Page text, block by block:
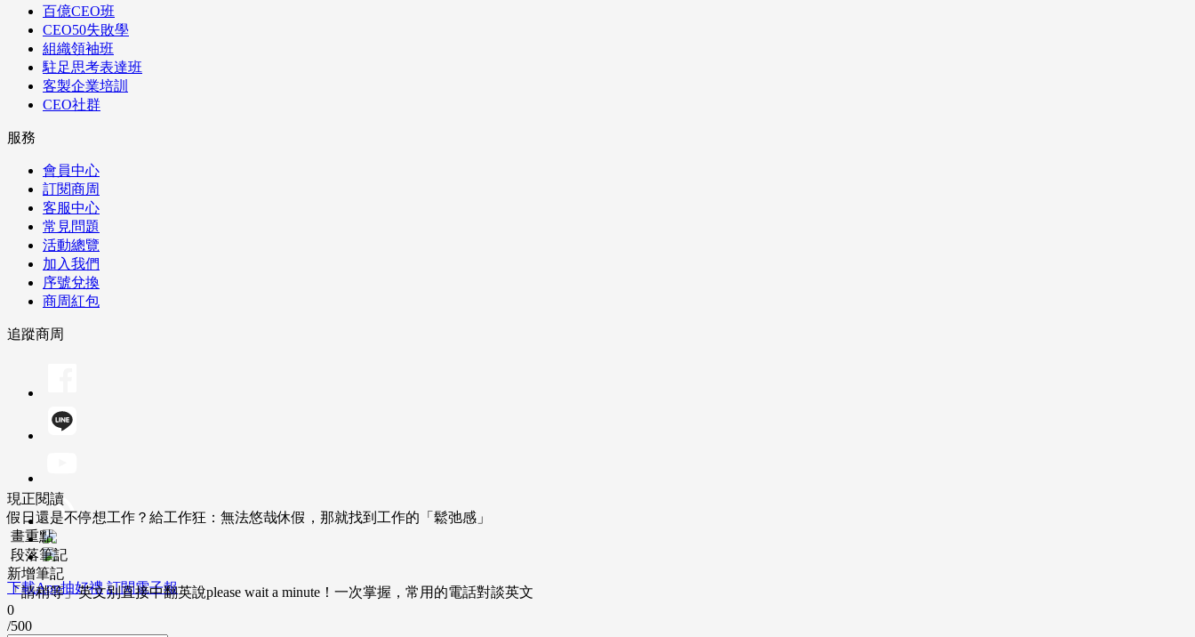
百億CEO班
CEO50失敗學
組織領袖班
駐足思考表達班
客製企業培訓
CEO社群
服務
會員中心
訂閱商周
客服中心
常見問題
活動總覽
加入我們
序號兌換
商周紅包
追蹤商周
下載App抽好禮 訂閱電子報
現正閱讀
假日還是不停想工作？給工作狂：無法悠哉休假，那就找到工作的「鬆弛感」
畫重點
段落筆記
新增筆記
「請稍等」英文別直接中翻英說please wait a minute！一次掌握，常用的電話對談英文
0
/500